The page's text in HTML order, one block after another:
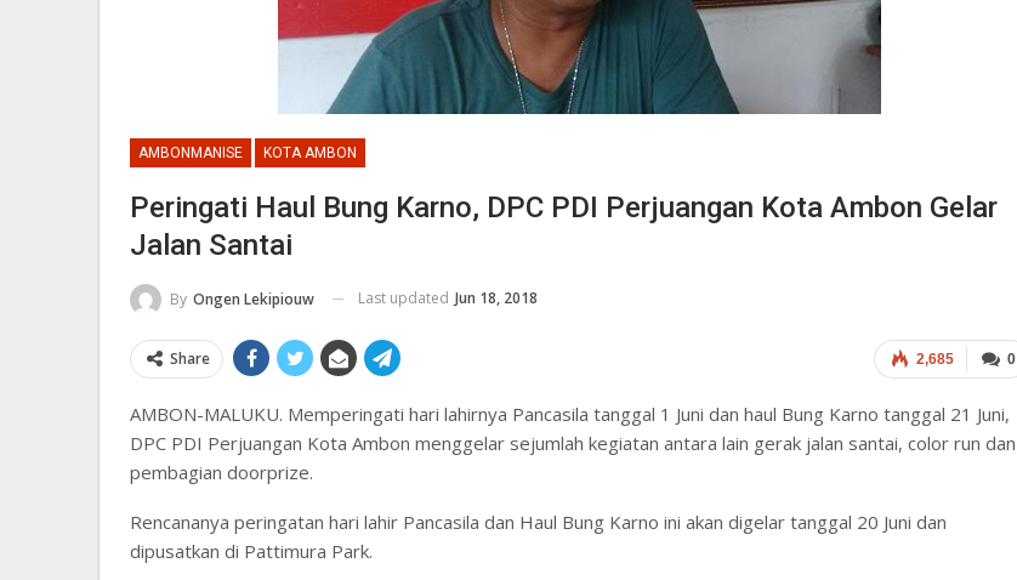
AMBONMANISE KOTA AMBON
Peringati Haul Bung Karno, DPC PDI Perjuangan Kota Ambon Gelar
Jalan Santai
By Ongen Lekipiouw Last updated Jun 18, 2018
0
2,685
Share
AMBON-MALUKU. Memperingati hari lahirnya Pancasila tanggal 1 Juni dan haul Bung Karno tanggal 21 Juni,
DPC PDI Perjuangan Kota Ambon menggelar sejumlah kegiatan antara lain gerak jalan santai, color run dan
pembagian doorprize.
Rencananya peringatan hari lahir Pancasila dan Haul Bung Karno ini akan digelar tanggal 20 Juni dan
dipusatkan di Pattimura Park.